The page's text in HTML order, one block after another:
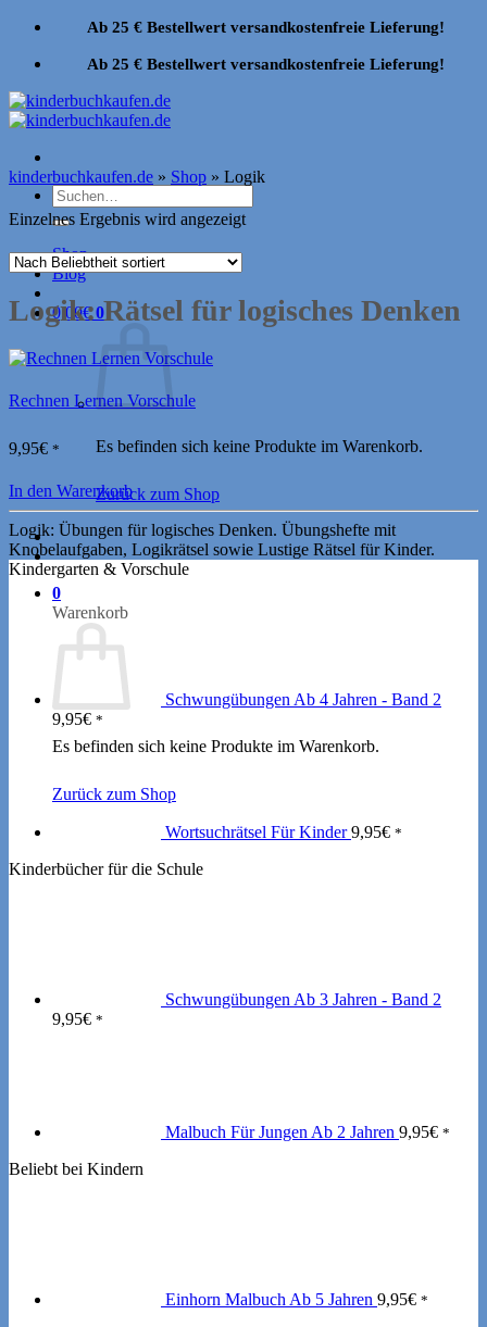
Zum
springen
Ab 25 € Bestellwert versandkostenfreie Lieferung!
Ab 25 € Bestellwert versandkostenfreie Lieferung!
Suchen
nach:
Shop
Blog
0,00€ 0
Es befinden sich keine Produkte im Warenkorb.
Zurück zum Shop
0
Warenkorb
Es befinden sich keine Produkte im Warenkorb.
Zurück zum Shop
kinderbuchkaufen.de » Shop » Logik
Einzelnes Ergebnis wird angezeigt
Logik: Rätsel für logisches Denken
Rechnen Lernen Vorschule
9,95€ *
In den Warenkorb
Logik: Übungen für logisches Denken. Übungshefte mit
Knobelaufgaben, Logikrätsel sowie Lustige Rätsel für Kinder.
Kindergarten & Vorschule
Schwungübungen Ab 4 Jahren - Band 2
9,95€ *
Wortsuchrätsel Für Kinder 9,95€ *
Kinderbücher für die Schule
Schwungübungen Ab 3 Jahren - Band 2
9,95€ *
Malbuch Für Jungen Ab 2 Jahren 9,95€ *
Beliebt bei Kindern
Einhorn Malbuch Ab 5 Jahren 9,95€ *